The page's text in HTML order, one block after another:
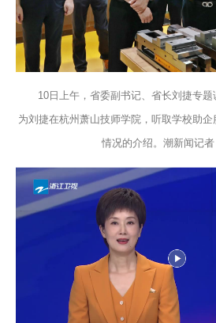
10日上午，省委副书记、省长刘捷专
为刘捷在杭州萧山技师学院，听取学校助
情况的介绍。潮新闻记